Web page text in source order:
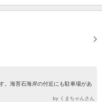
。海苔石海岸の付近にも駐車場があ
by くまちゃんさん